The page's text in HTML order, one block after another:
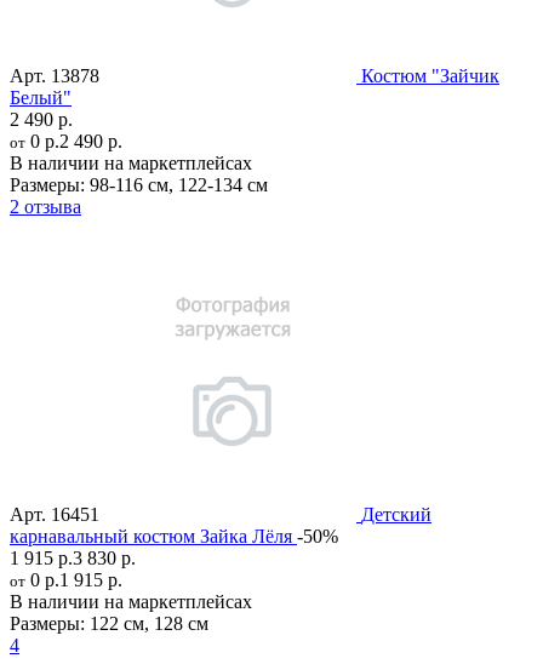
Арт. 13878
Костюм "Зайчик
Белый"
2 490 р.
от 0 р.2 490 р.
В наличии на маркетплейсах
Размеры: 98-116 см, 122-134 см
2 отзыва
Арт. 16451
Детский
карнавальный костюм Зайка Лёля -50%
1 915 р.3 830 р.
от 0 р.1 915 р.
В наличии на маркетплейсах
Размеры: 122 см, 128 см
4